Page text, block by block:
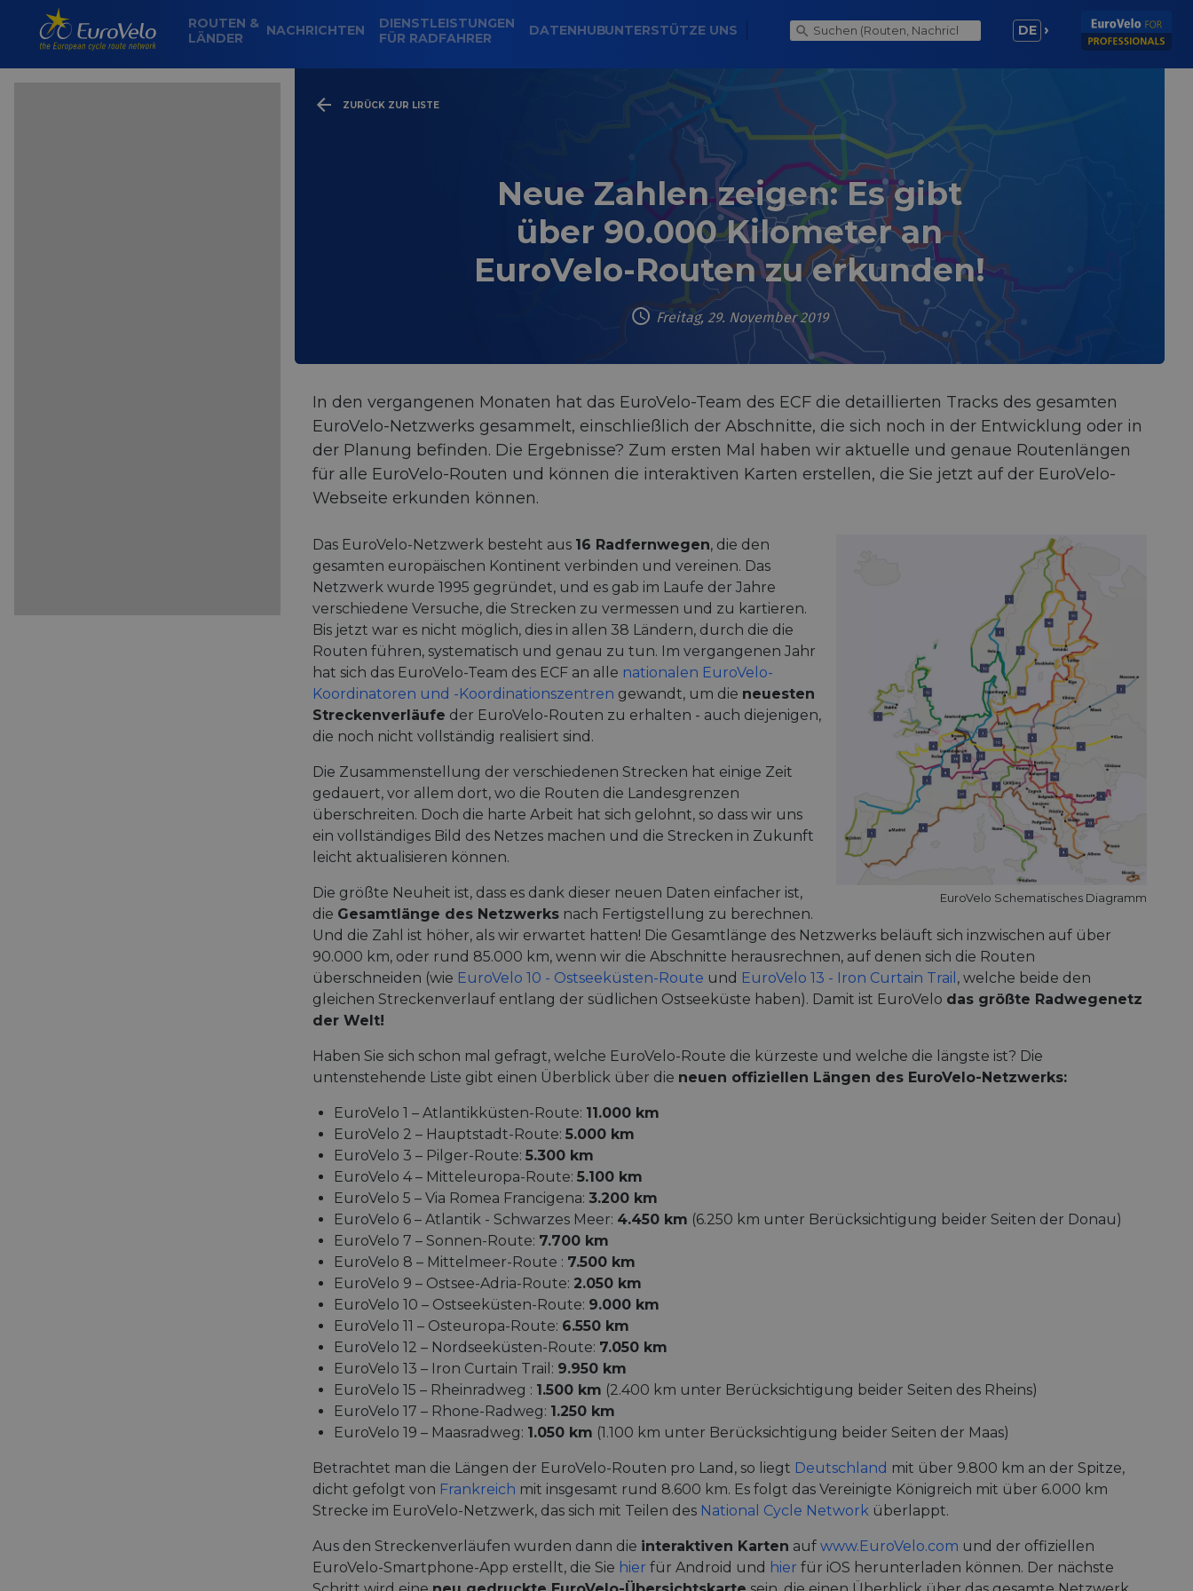
ROUTEN &
LÄNDER
NACHRICHTEN
DIENSTLEISTUNGEN
FÜR RADFAHRER
DATENHUBUNTERSTÜTZE UNS DE
ZURÜCK ZUR LISTE
Neue Zahlen zeigen: Es gibt
über 90.000 Kilometer an
EuroVelo-Routen zu erkunden!
Freitag, 29. November 2019
In den vergangenen Monaten hat das EuroVelo-Team des ECF die detaillierten Tracks des gesamten
EuroVelo-Netzwerks gesammelt, einschließlich der Abschnitte, die sich noch in der Entwicklung oder in
der Planung befinden. Die Ergebnisse? Zum ersten Mal haben wir aktuelle und genaue Routenlängen
für alle EuroVelo-Routen und können die interaktiven Karten erstellen, die Sie jetzt auf der EuroVelo-
Webseite erkunden können.
EuroVelo Schematisches Diagramm
Das EuroVelo-Netzwerk besteht aus 16 Radfernwegen, die den
gesamten europäischen Kontinent verbinden und vereinen. Das
Netzwerk wurde 1995 gegründet, und es gab im Laufe der Jahre
verschiedene Versuche, die Strecken zu vermessen und zu kartieren.
Bis jetzt war es nicht möglich, dies in allen 38 Ländern, durch die die
Routen führen, systematisch und genau zu tun. Im vergangenen Jahr
hat sich das EuroVelo-Team des ECF an alle nationalen EuroVelo-
Koordinatoren und -Koordinationszentren gewandt, um die neuesten
Streckenverläufe der EuroVelo-Routen zu erhalten - auch diejenigen,
die noch nicht vollständig realisiert sind.
Die Zusammenstellung der verschiedenen Strecken hat einige Zeit
gedauert, vor allem dort, wo die Routen die Landesgrenzen
überschreiten. Doch die harte Arbeit hat sich gelohnt, so dass wir uns
ein vollständiges Bild des Netzes machen und die Strecken in Zukunft
leicht aktualisieren können.
Die größte Neuheit ist, dass es dank dieser neuen Daten einfacher ist,
die Gesamtlänge des Netzwerks nach Fertigstellung zu berechnen.
Und die Zahl ist höher, als wir erwartet hatten! Die Gesamtlänge des Netzwerks beläuft sich inzwischen auf über
90.000 km, oder rund 85.000 km, wenn wir die Abschnitte herausrechnen, auf denen sich die Routen
überschneiden (wie EuroVelo 10 - Ostseeküsten-Route und EuroVelo 13 - Iron Curtain Trail , welche beide den
gleichen Streckenverlauf entlang der südlichen Ostseeküste haben). Damit ist EuroVelo das größte Radwegenetz
der Welt!
Haben Sie sich schon mal gefragt, welche EuroVelo-Route die kürzeste und welche die längste ist? Die
untenstehende Liste gibt einen Überblick über die neuen offiziellen Längen des EuroVelo-Netzwerks:
EuroVelo 1 – Atlantikküsten-Route: 11.000 km
EuroVelo 2 – Hauptstadt-Route: 5.000 km
EuroVelo 3 – Pilger-Route: 5.300 km
EuroVelo 4 – Mitteleuropa-Route: 5.100 km
EuroVelo 5 – Via Romea Francigena: 3.200 km
EuroVelo 6 – Atlantik - Schwarzes Meer: 4.450 km (6.250 km unter Berücksichtigung beider Seiten der Donau)
EuroVelo 7 – Sonnen-Route: 7.700 km
EuroVelo 8 – Mittelmeer-Route : 7.500 km
EuroVelo 9 – Ostsee-Adria-Route: 2.050 km
EuroVelo 10 – Ostseeküsten-Route: 9.000 km
EuroVelo 11 – Osteuropa-Route: 6.550 km
EuroVelo 12 – Nordseeküsten-Route: 7.050 km
EuroVelo 13 – Iron Curtain Trail: 9.950 km
EuroVelo 15 – Rheinradweg : 1.500 km (2.400 km unter Berücksichtigung beider Seiten des Rheins)
EuroVelo 17 – Rhone-Radweg: 1.250 km
EuroVelo 19 – Maasradweg: 1.050 km (1.100 km unter Berücksichtigung beider Seiten der Maas)
Betrachtet man die Längen der EuroVelo-Routen pro Land, so liegt Deutschland mit über 9.800 km an der Spitze,
dicht gefolgt von Frankreich mit insgesamt rund 8.600 km. Es folgt das Vereinigte Königreich mit über 6.000 km
Strecke im EuroVelo-Netzwerk, das sich mit Teilen des National Cycle Network überlappt.
Aus den Streckenverläufen wurden dann die interaktiven Karten auf www.EuroVelo.com und der offiziellen
EuroVelo-Smartphone-App erstellt, die Sie hier für Android und hier für iOS herunterladen können. Der nächste